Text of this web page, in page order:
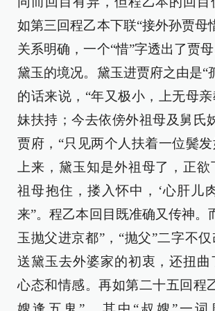
如第三回程乙本下联“接外孙贾母
关系明确，一个“惜”字透出了贾
黛玉的境况。黛玉进贾府之由是“
的话来说，“年又极小，上无母
妹扶持；今去依傍外祖母及舅氏
贾府，“只见两个人扶着一位鬓
上来，黛玉知是外祖母了，正
祖母抱住，搂入怀中，‘心肝儿
来”。程乙本回目既准确又传神。
玉抛父进京都”，“抛父”二字不
送黛玉去外婆家的初衷，还扭曲
心态和情感。再如第二十五回程